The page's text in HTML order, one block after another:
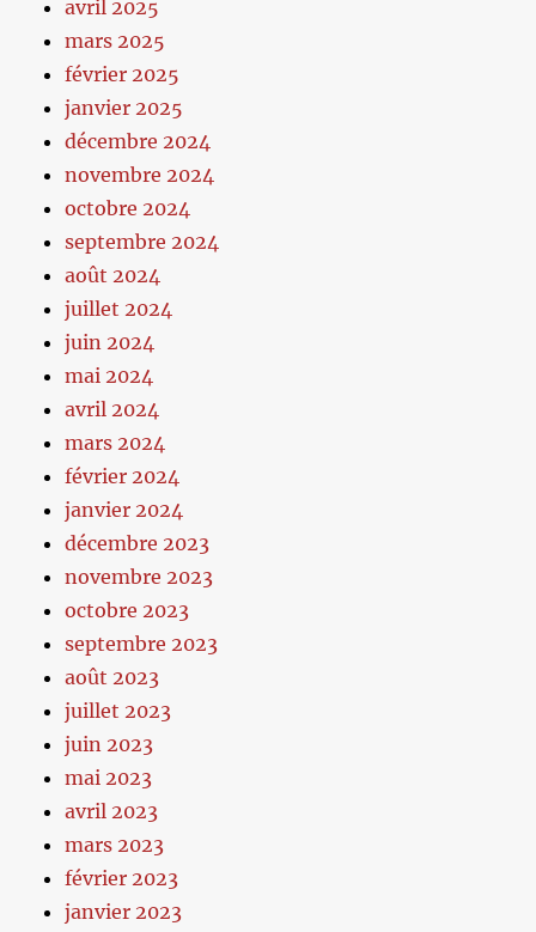
avril 2025
mars 2025
février 2025
janvier 2025
décembre 2024
novembre 2024
octobre 2024
septembre 2024
août 2024
juillet 2024
juin 2024
mai 2024
avril 2024
mars 2024
février 2024
janvier 2024
décembre 2023
novembre 2023
octobre 2023
septembre 2023
août 2023
juillet 2023
juin 2023
mai 2023
avril 2023
mars 2023
février 2023
janvier 2023